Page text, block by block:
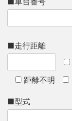
■走行距離
距離不明
■型式